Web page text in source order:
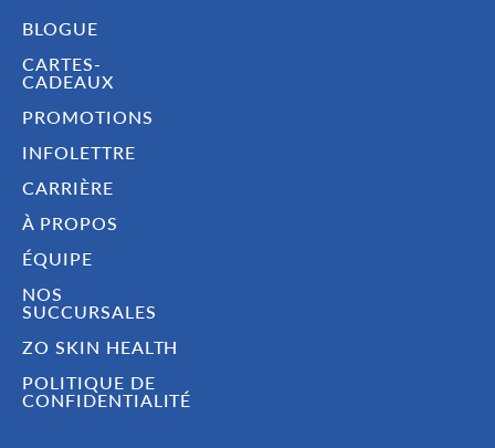
BLOGUE
CARTES-
CADEAUX
PROMOTIONS
INFOLETTRE
CARRIÈRE
À PROPOS
ÉQUIPE
NOS
SUCCURSALES
ZO SKIN HEALTH
POLITIQUE DE
CONFIDENTIALITÉ